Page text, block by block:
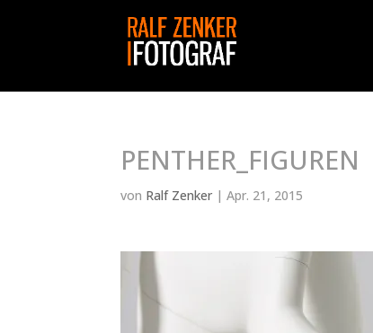
PENTHER_FIGUREN
von Ralf Zenker |Apr. 21, 2015